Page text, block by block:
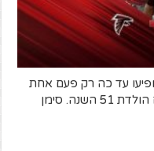
קיימים 51 שנים והופיעו עד כה רק פעם אחת
בסופרבול. הסופרבול חוגג גם הוא יום הולדת 51 השנה. סימן